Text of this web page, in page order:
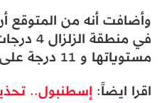
وأضافت أنه من المتوقع
في
مستوياتها و 11 درجة على أعلى مستوى .
اقرا ايضاً:إسطنبول..